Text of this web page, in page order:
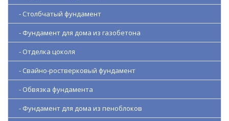
- Столбчатый фундамент
- Фундамент для дома из газобетона
- Отделка цоколя
- Свайно-ростверковый фундамент
- Обвязка фундамента
- Фундамент для дома из пеноблоков